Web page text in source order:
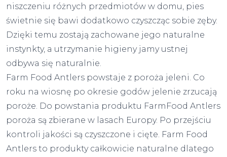
niszczeniu różnych przedmiotów w domu, pies
świetnie się bawi dodatkowo czyszcząc sobie zęby.
Dzięki temu zostają zachowane jego naturalne
instynkty, a utrzymanie higieny jamy ustnej
odbywa się naturalnie.
Farm Food Antlers powstaje z poroża jeleni. Co
roku na wiosnę po okresie godów jelenie zrzucają
poroże. Do powstania produktu FarmFood Antlers
poroża są zbierane w lasach Europy. Po przejściu
kontroli jakości są czyszczone i cięte. Farm Food
Antlers to produkty całkowicie naturalne dlatego